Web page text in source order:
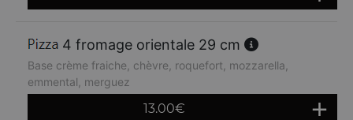
4 fromage orientale 29 cm
Base crème fraiche, chèvre, roquefort, mozzarella,
emmental, merguez
13.00€